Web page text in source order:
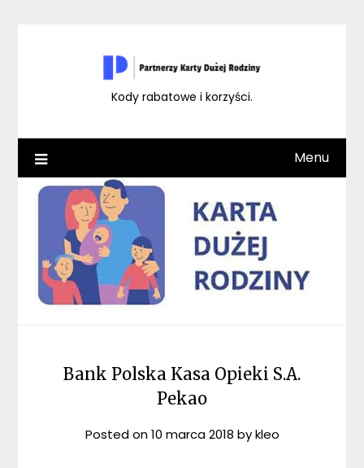
Kody rabatowe i korzyści.
Menu
Bank Polska Kasa Opieki S.A.
Pekao
Posted on10 marca 2018 bykleo